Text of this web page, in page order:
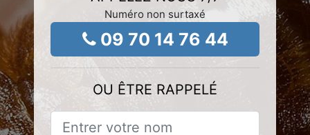
Numéro non surtaxé
09 70 14 76 44
OU ÊTRE RAPPELÉ